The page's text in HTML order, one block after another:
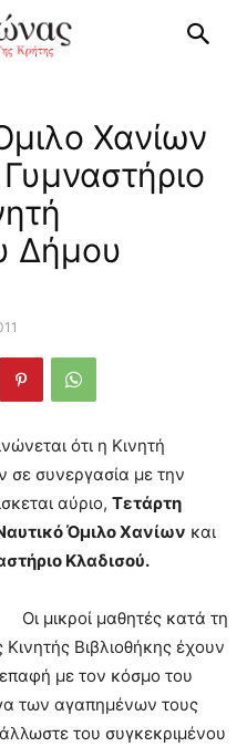
Χανίων
Δήμου
ότι η Κινητή
σε συνεργασία με την
αύριο, Τετάρτη
Όμιλο Χανίων και
Κλαδισού.
Οι μικροί μαθητές κατά τη
Βιβλιοθήκης έχουν
με τον κόσμο του
των αγαπημένων τους
του συγκεκριμένου